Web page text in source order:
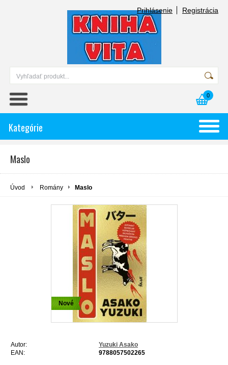
Prihlásenie Registrácia
0
Kategórie
Maslo
Úvod Romány Maslo
Nové
Autor:
Yuzuki Asako
EAN:
9788057502265